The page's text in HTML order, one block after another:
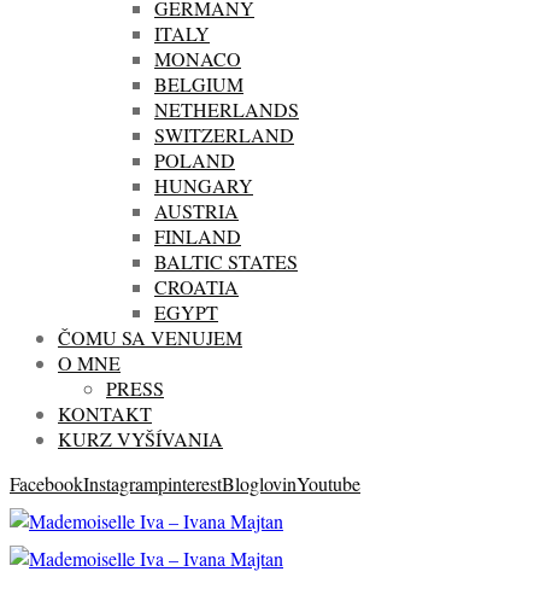
GERMANY
ITALY
MONACO
BELGIUM
NETHERLANDS
SWITZERLAND
POLAND
HUNGARY
AUSTRIA
FINLAND
BALTIC STATES
CROATIA
EGYPT
ČOMU SA VENUJEM
O MNE
PRESS
KONTAKT
KURZ VYŠÍVANIA
FacebookInstagrampinterestBloglovinYoutube